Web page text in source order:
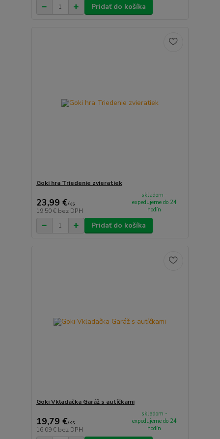
Pridať do košíka
Goki hra Triedenie zvieratiek
23,99 €/ks
19,50 € bez DPH
skladom -
expedujeme do 24
hodín
Pridať do košíka
Goki Vkladačka Garáž s autíčkami
19,79 €/ks
16,09 € bez DPH
skladom -
expedujeme do 24
hodín